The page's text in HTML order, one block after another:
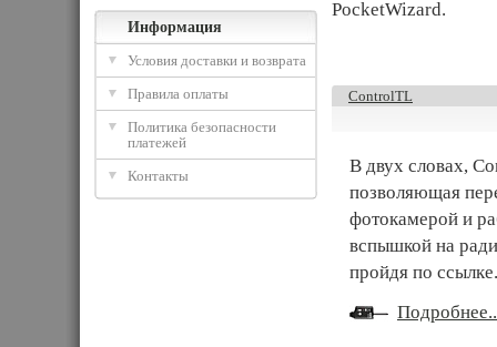
Информация
Условия доставки и возврата
Правила оплаты
Политика безопасности
платежей
Контакты
PocketWizard.
ControlTL
В двух словах,
позволяющая
фотокамерой и
вспышкой на
пройдя по